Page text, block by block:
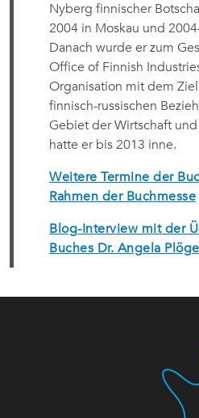
Nyberg finnischer
2004 in Moskau und
Danach wurde er zum
Office of Finnish
Organisation mit dem
finnisch-russischen
Gebiet der Wirtschaft
hatte er bis 2013 inne.
Weitere Termine der
Rahmen der Buchmesse
Blog-Interview mit der
Buches Dr. Angela